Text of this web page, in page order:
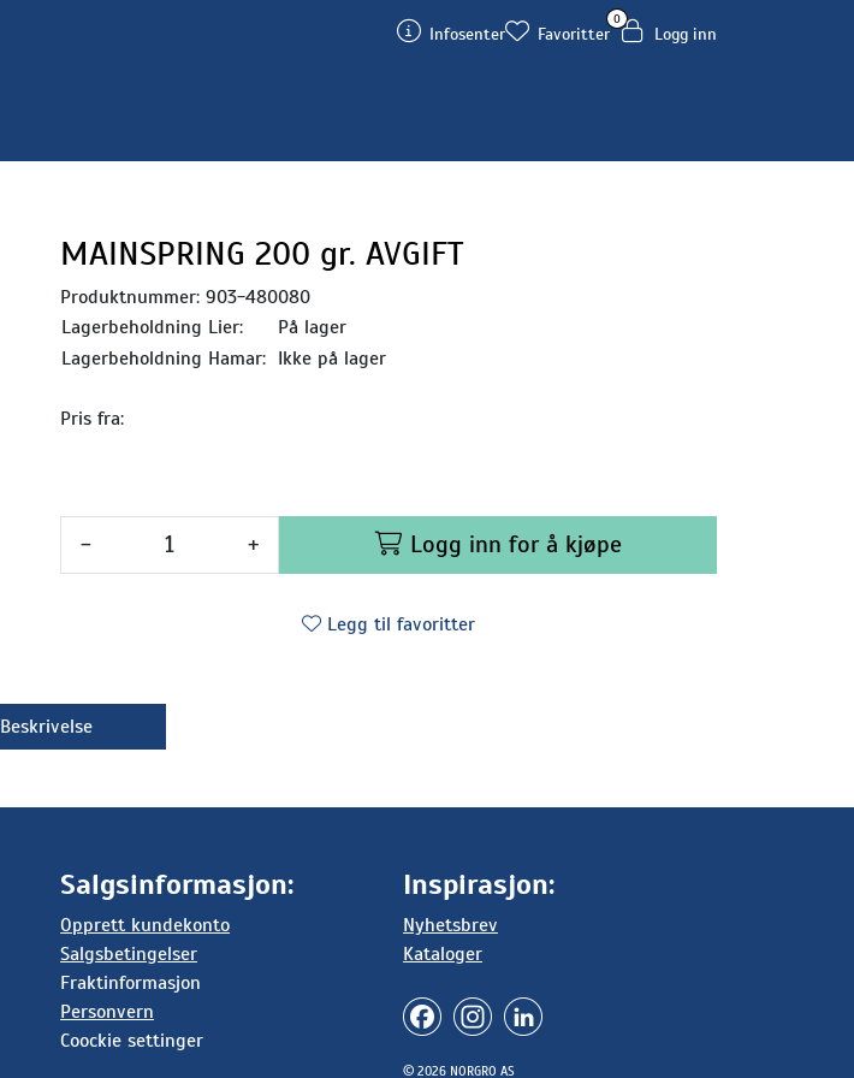
Infosenter
0
Favoritter Logg inn
MAINSPRING 200 gr. AVGIFT
Produktnummer: 903-480080
Lagerbeholdning Lier:
På lager
Lagerbeholdning Hamar: Ikke på lager
Pris fra:
- + Logg inn for å kjøpe
Legg til favoritter
Beskrivelse
Salgsinformasjon:
Opprett kundekonto
Salgsbetingelser
Fraktinformasjon
Personvern
Coockie settinger
Inspirasjon:
Nyhetsbrev
Kataloger
© 2026 NORGRO AS